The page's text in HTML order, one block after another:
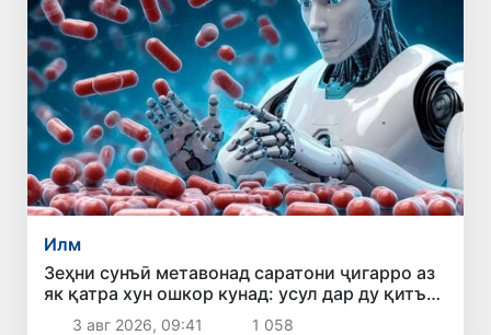
Илм
Зеҳни сунъӣ метавонад саратони ҷигарро аз
як қатра хун ошкор кунад: усул дар ду қитъа
бо муваффақият озмуда шуд
3 авг 2026, 09:41 1 058